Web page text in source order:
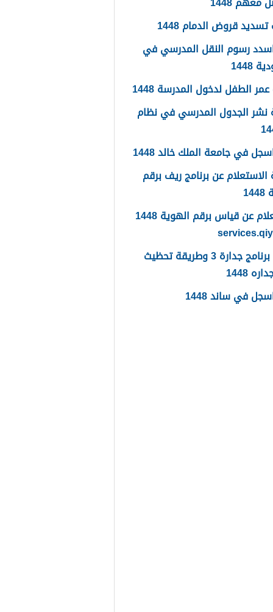
قروض الدمام 1448
رسوم النقل المدرسي في
1448
الطفل لدخول المدرسة 1448
نشر الجدول المدرسي في نظام
في جامعة الملك خالد 1448
عن برنامج ريف برقم
الاستعلام عن قياس برقم الهوية 1448
ما هو برنامج جدارة 3 وطريقة تحظيث
1448
في ساند 1448